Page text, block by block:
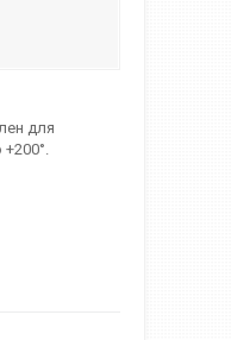
для